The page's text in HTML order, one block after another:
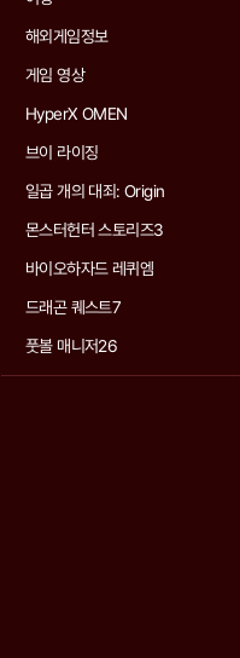
해외게임정보
게임 영상
HyperX OMEN
브이 라이징
일곱 개의 대죄: Origin
몬스터헌터 스토리즈3
바이오하자드 레퀴엠
드래곤 퀘스트7
풋볼 매니저26